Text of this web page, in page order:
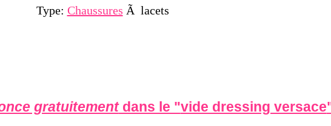
Type: Chaussures Ã lacets
gratuitementdans le "vide dressing versace